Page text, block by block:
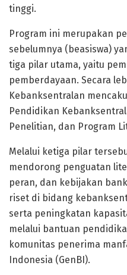
tinggi.
Program ini merupakan
sebelumnya (beasiswa)
tiga pilar utama, yaitu
pemberdayaan. Secara
Kebanksentralan
Pendidikan
Penelitian, dan Program
Melalui ketiga pilar
mendorong penguatan
peran, dan kebijakan
riset di bidang
serta peningkatan
melalui bantuan
komunitas penerima
Indonesia (GenBI).